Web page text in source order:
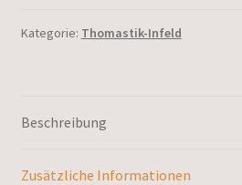
Kategorie: Thomastik-Infeld
Beschreibung
Zusätzliche Informationen